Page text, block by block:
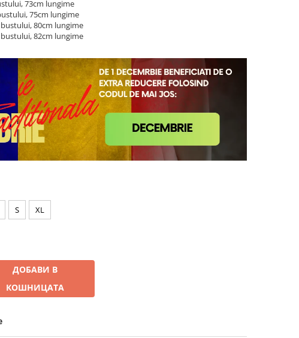
73cm lungime
75cm lungime
80cm lungime
82cm lungime
S XL
ДОБАВИ В
КОШНИЦАТА